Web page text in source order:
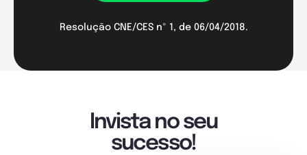
Resolução CNE/CES nº 1, de 06/04/2018.
Invista no seu
sucesso!